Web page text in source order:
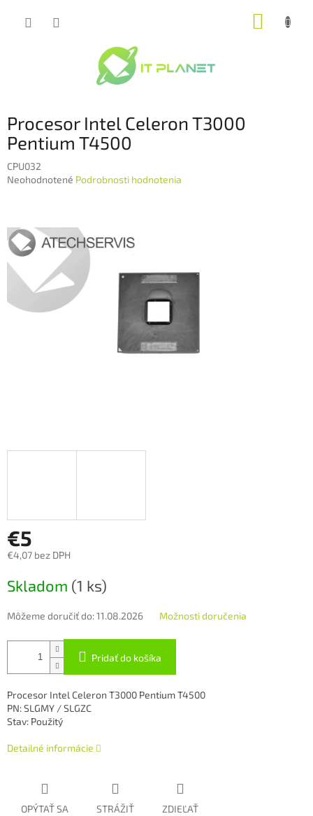
Procesor Intel Celeron T3000
Pentium T4500
CPU032
Priemerné
0,0
z
hviezdičiek.
Neohodnotené Podrobnosti hodnotenia
€5
€4,07 bez DPH
cena:
Skladom (1 ks)
Môžeme doručiť do:11.08.2026 Možnosti doručenia
Pridať do košíka
Procesor Intel Celeron T3000 Pentium T4500
PN: SLGMY / SLGZC
Stav: Použitý
Detailné informácie
OPÝTAŤ SA STRÁŽIŤ ZDIEĽAŤ